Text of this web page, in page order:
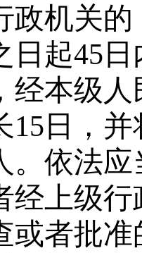
政机关
日起45
经本级
15 日，
。依法
经上级
或者批